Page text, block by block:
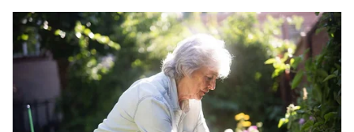
RECOMMENDED STORIES